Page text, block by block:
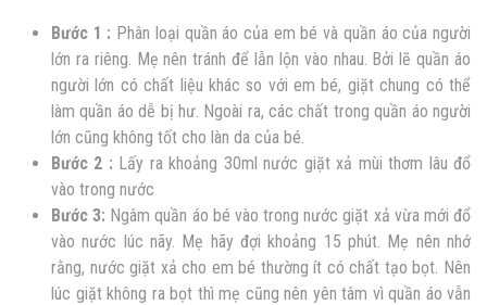
Bước 1 : Phân loại quần áo của em bé và quần áo của người
lớn ra riêng. Mẹ nên tránh để lẫn lộn vào nhau. Bởi lẽ quần áo
người lớn có chất liệu khác so với em bé, giặt chung có thể
làm quần áo dễ bị hư. Ngoài ra, các chất trong quần áo người
lớn cũng không tốt cho làn da của bé.
Bước 2 : Lấy ra khoảng 30ml nước giặt xả mùi thơm lâu đổ
vào trong nước
Bước 3: Ngâm quần áo bé vào trong nước giặt xả vừa mới đổ
vào nước lúc nãy. Mẹ hãy đợi khoảng 15 phút. Mẹ nên nhớ
rằng, nước giặt xả cho em bé thường ít có chất tạo bọt. Nên
lúc giặt không ra bọt thì mẹ cũng nên yên tâm vì quần áo vẫn